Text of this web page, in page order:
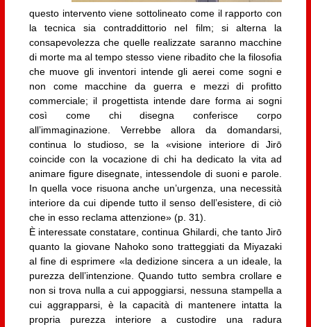
questo intervento viene sottolineato come il rapporto con
la tecnica sia contraddittorio nel film; si alterna la
consapevolezza che quelle realizzate saranno macchine
di morte ma al tempo stesso viene ribadito che la filosofia
che muove gli inventori intende gli aerei come sogni e
non come macchine da guerra e mezzi di profitto
commerciale; il progettista intende dare forma ai sogni
così come chi disegna conferisce corpo
all’immaginazione. Verrebbe allora da domandarsi,
continua lo studioso, se la «visione interiore di Jirō
coincide con la vocazione di chi ha dedicato la vita ad
animare figure disegnate, intessendole di suoni e parole.
In quella voce risuona anche un’urgenza, una necessità
interiore da cui dipende tutto il senso dell’esistere, di ciò
che in esso reclama attenzione» (p. 31).
È interessate constatare, continua Ghilardi, che tanto Jirō
quanto la giovane Nahoko sono tratteggiati da Miyazaki
al fine di esprimere «la dedizione sincera a un ideale, la
purezza dell’intenzione. Quando tutto sembra crollare e
non si trova nulla a cui appoggiarsi, nessuna stampella a
cui aggrapparsi, è la capacità di mantenere intatta la
propria purezza interiore a custodire una radura